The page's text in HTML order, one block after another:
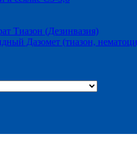
Тиазон (Дезинвазия)
Дазомет (тиазон,